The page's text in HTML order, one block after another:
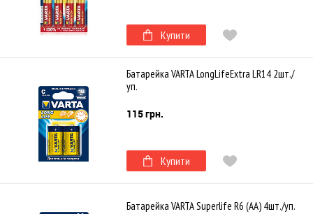
Купити
Батарейка VARTA LongLifeExtra LR14 2шт./
уп.
115 грн.
Купити
Батарейка VARTA Superlife R6 (AA) 4шт./уп.